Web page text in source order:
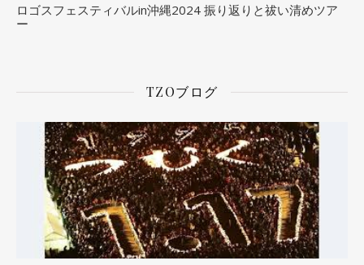
ロゴスフェスティバルin沖縄2024 振り返りと祓い清めツア
ー
TZOブログ